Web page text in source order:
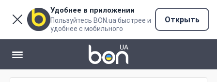
Удобнее в приложении
Пользуйтесь BON.ua быстрее и
удобнее с мобильного
Открыть